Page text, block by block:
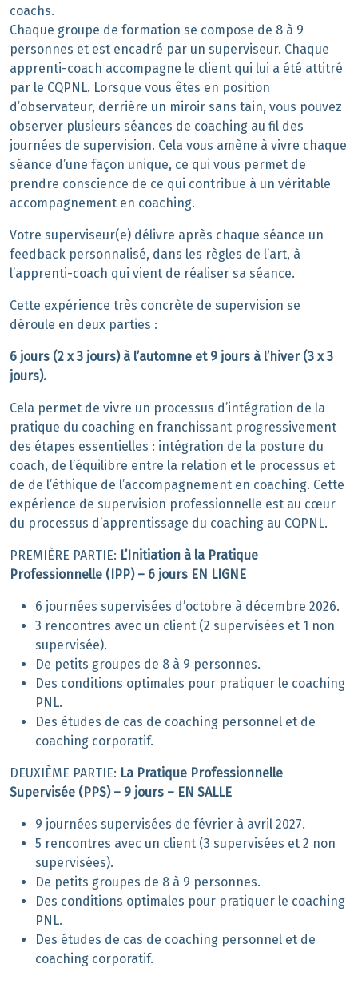
coachs.
Chaque groupe de formation se compose de 8 à 9
personnes et est encadré par un superviseur. Chaque
apprenti-coach accompagne le client qui lui a été attitré
par le CQPNL. Lorsque vous êtes en position
d’observateur, derrière un miroir sans tain, vous pouvez
observer plusieurs séances de coaching au fil des
journées de supervision. Cela vous amène à vivre chaque
séance d’une façon unique, ce qui vous permet de
prendre conscience de ce qui contribue à un véritable
accompagnement en coaching.
Votre superviseur(e) délivre après chaque séance un
feedback personnalisé, dans les règles de l’art, à
l’apprenti-coach qui vient de réaliser sa séance.
Cette expérience très concrète de supervision se
déroule en deux parties :
6 jours (2 x 3 jours) à l’automne et 9 jours à l’hiver (3 x 3
jours).
Cela permet de vivre un processus d’intégration de la
pratique du coaching en franchissant progressivement
des étapes essentielles : intégration de la posture du
coach, de l’équilibre entre la relation et le processus et
de de l’éthique de l’accompagnement en coaching. Cette
expérience de supervision professionnelle est au cœur
du processus d’apprentissage du coaching au CQPNL.
PREMIÈRE PARTIE: L’Initiation à la Pratique
Professionnelle (IPP) – 6 jours EN LIGNE
6 journées supervisées d’octobre à décembre 2026.
3 rencontres avec un client (2 supervisées et 1 non
supervisée).
De petits groupes de 8 à 9 personnes.
Des conditions optimales pour pratiquer le coaching
PNL.
Des études de cas de coaching personnel et de
coaching corporatif.
DEUXIÈME PARTIE: La Pratique Professionnelle
Supervisée (PPS) – 9 jours – EN SALLE
9 journées supervisées de février à avril 2027.
5 rencontres avec un client (3 supervisées et 2 non
supervisées).
De petits groupes de 8 à 9 personnes.
Des conditions optimales pour pratiquer le coaching
PNL.
Des études de cas de coaching personnel et de
coaching corporatif.